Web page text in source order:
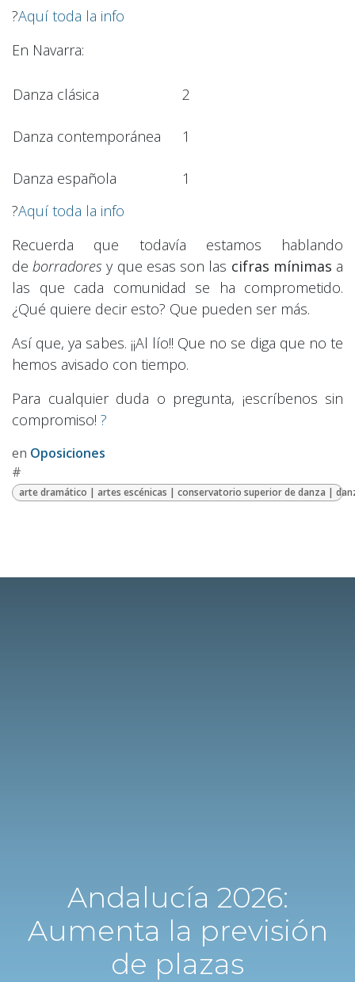
?Aquí toda la info
En Navarra:
Danza clásica 2
Danza contemporánea 1
Danza española
1
?Aquí toda la info
Recuerda que todavía estamos hablando
deborradoresy que esas son las cifras mínimas a
las que cada comunidad se ha comprometido.
¿Qué quiere decir esto? Que pueden ser más.
Así que, ya sabes. ¡¡Al lío!! Que no se diga que no te
hemos avisado con tiempo.
Para cualquier duda o pregunta, ¡escríbenos sin
compromiso! ?
en Oposiciones
#
arte dramático | artes escénicas | conservatorio superior de danza |
Andalucía 2026:
Aumenta la previsión
de plazas